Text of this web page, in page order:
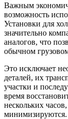
Важным
возможность
Установки для
значительно
аналогов, что
обычном
Это исключает
деталей, их
участки и
время
нескольких
минимизируются.